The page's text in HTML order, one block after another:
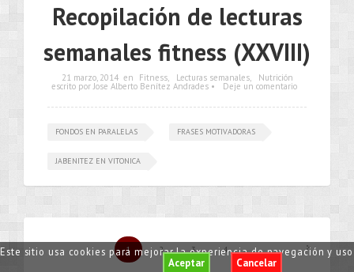
Recopilación de lecturas
semanales fitness (XXVIII)
21 marzo, 2014 en Fitness, Lecturas semanales, Nutrición
escrito por Jose Alberto Benítez Andrades • Deje un comentario
FONDOS EN PARALELAS FRASES MOTIVADORAS
JABENITEZ EN VITONICA
1 2 3 4
Este sitio usa cookies para mejorar la experiencia de navegación y
Aceptar Cancelar